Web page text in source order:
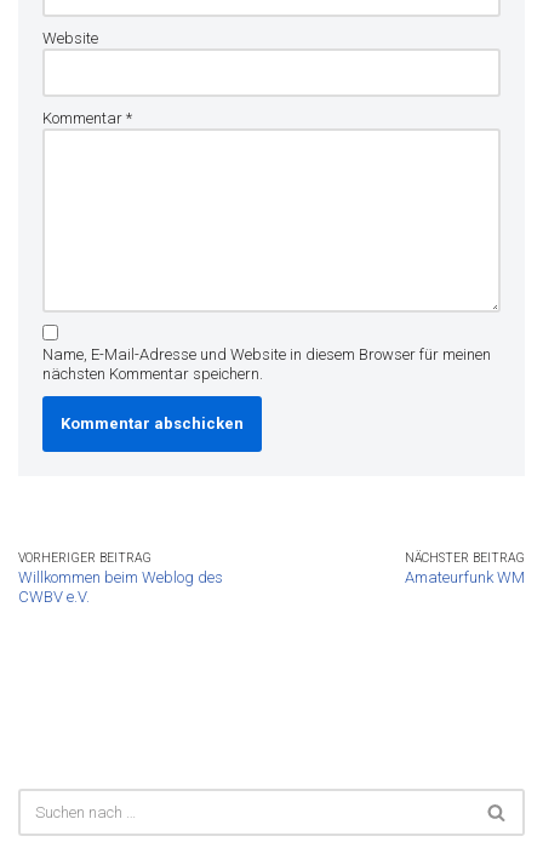
Website
Kommentar *
Name, E-Mail-Adresse und Website in diesem Browser für meinen
nächsten Kommentar speichern.
VORHERIGER BEITRAG
Willkommen beim Weblog des
CWBV e.V.
NÄCHSTER BEITRAG
Amateurfunk WM